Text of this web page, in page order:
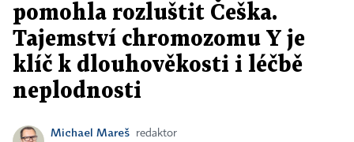
pomohla rozluštit Češka.
Tajemství chromozomu Y je
klíč k dlouhověkosti i léčbě
neplodnosti
Michael Mareš
redaktor